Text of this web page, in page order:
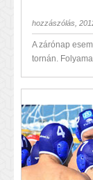
hozzászólás,
A zárónap
tornán.